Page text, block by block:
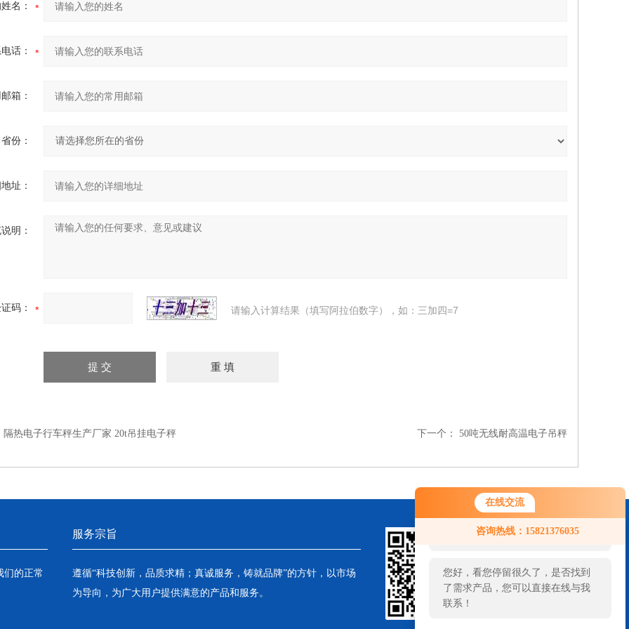
在线交流
咨询热线：15821376035
您好！欢迎前来咨询，很高兴为您
服务，请问您要咨询什么问题呢？
您好，看您停留很久了，是否找到
了需求产品，您可以直接在线与我
联系！
名：
话：
箱：
省份：
址：
明：
码： 请输入计算结果（填写阿拉伯数字），如：三加四=7
隔热电子行车秤生产厂家 20t吊挂电子秤 下一个： 50吨无线耐高温电子吊秤
们的正常
服务宗旨
遵循“科技创新，品质求精；真诚服务，铸就品牌”的方针，以市场
为导向，为广大用户提供满意的产品和服务。